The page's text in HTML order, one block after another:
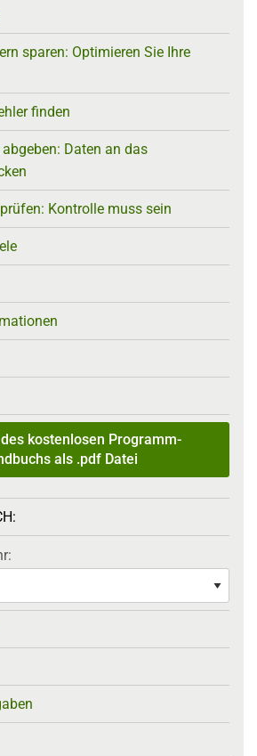
sparen: Optimieren Sie Ihre
finden
Daten an das
Kontrolle muss sein
kostenlosen Programm-
als .pdf Datei